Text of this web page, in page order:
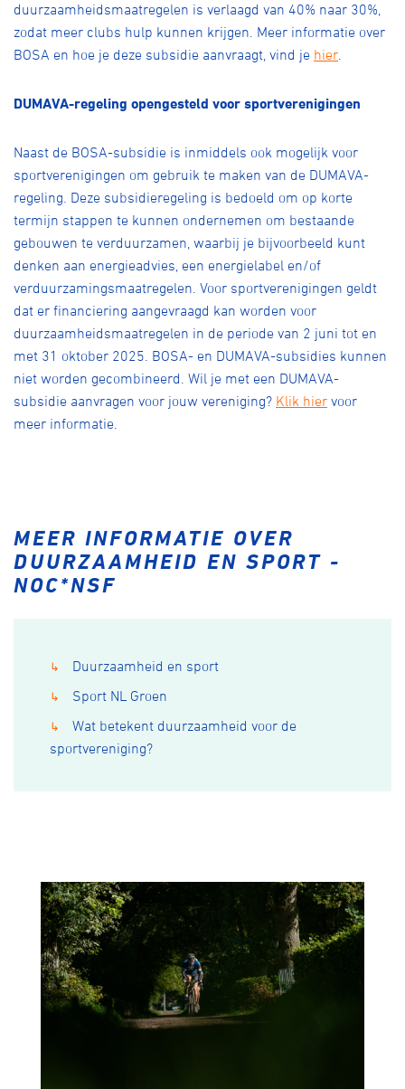
duurzaamheidsmaatregelen is verlaagd van 40% naar 30%,
zodat meer clubs hulp kunnen krijgen. Meer informatie over
BOSA en hoe je deze subsidie aanvraagt, vind je hier
DUMAVA-regeling opengesteld voor sportverenigingen
Naast de BOSA-subsidie is inmiddels ook mogelijk voor
sportverenigingen om gebruik te maken van de DUMAVA-
regeling. Deze subsidieregeling is bedoeld om op korte
termijn stappen te kunnen ondernemen om bestaande
gebouwen te verduurzamen, waarbij je bijvoorbeeld kunt
denken aan energieadvies, een energielabel en/of
verduurzamingsmaatregelen. Voor sportverenigingen geldt
dat er financiering aangevraagd kan worden voor
duurzaamheidsmaatregelen in de periode van 2 juni tot en
met 31 oktober 2025. BOSA- en DUMAVA-subsidies kunnen
niet worden gecombineerd. Wil je met een DUMAVA-
subsidie aanvragen voor jouw vereniging? Klik hier voor
meer informatie.
MEER INFORMATIE OVER
DUURZAAMHEID EN SPORT -
NOC*NSF
↳ Duurzaamheid en sport
↳ Sport NL Groen
↳
Wat betekent duurzaamheid voor de
sportvereniging?